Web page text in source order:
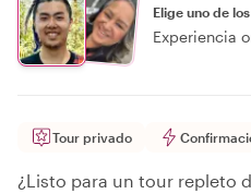
Elige uno de los
Experiencia
Tour privado
¿Listo para un tour repleto